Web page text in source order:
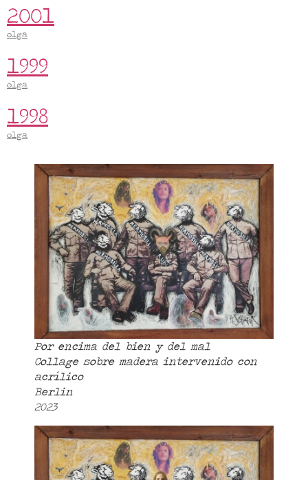
2001
olga
1999
olga
1998
olga
Por encima del bien y del mal
Collage sobre madera intervenido con
acrílico
Berlin
2023